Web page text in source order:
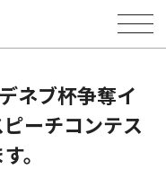
ーショナル英語スピーチコ
ネブ杯争奪イ
ーチコンテス
。